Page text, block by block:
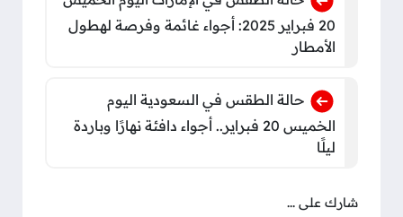
20 فبراير 2025: أجواء غائمة وفرصة لهطول
الأمطار
حالة الطقس في السعودية اليوم
الخميس 20 فبراير.. أجواء دافئة نهارًا وباردة
ليلًا
شارك على ...